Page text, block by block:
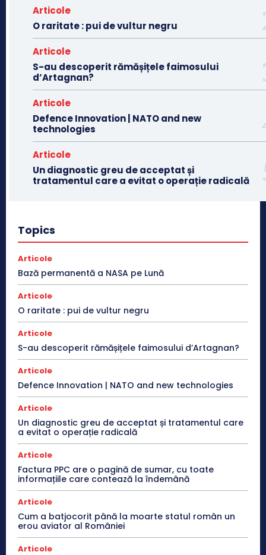
Articole
O raritate : pui de vultur negru
Articole
S-au descoperit rămășițele faimosului
d’Artagnan?
Articole
Defence Innovation | NATO and new
technologies
Articole
Un diagnostic greu de acceptat și
tratamentul care a evitat o operație radicală
Topics
Articole
Bază permanentă a NASA pe Lună
Articole
O raritate : pui de vultur negru
Articole
S-au descoperit rămășițele faimosului d’Artagnan?
Articole
Defence Innovation | NATO and new technologies
Articole
Un diagnostic greu de acceptat și tratamentul care
a evitat o operație radicală
Articole
Factura PPC are o pagină de sumar, cu toate
informațiile care contează la îndemână
Articole
Cum a batjocorit până la moarte statul român un
erou aviator al României
Articole